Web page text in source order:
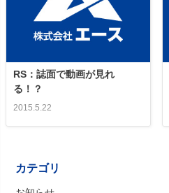
RS：誌面で動画が見れ
る！？
2015.5.22
カテゴリ